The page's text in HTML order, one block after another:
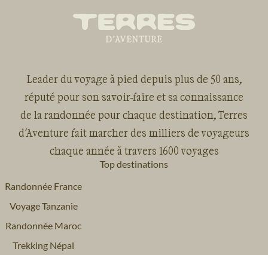
Leader du voyage à pied depuis plus de 50 ans,
réputé pour son savoir-faire et sa connaissance
de la randonnée pour chaque destination, Terres
d'Aventure fait marcher des milliers de voyageurs
chaque année à travers 1600 voyages
Top destinations
Randonnée France
Voyage Tanzanie
Randonnée Maroc
Trekking Népal